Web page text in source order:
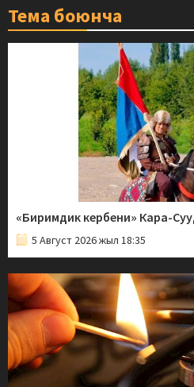
Тема боюнча
«Биримдик кербени» Кара-
5 Август 2026 жыл 18:35